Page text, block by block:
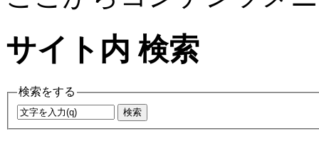
サイト内 検索
検索をする